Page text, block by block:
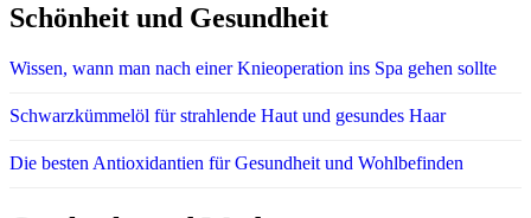
Schönheit und Gesundheit
Wissen, wann man nach einer Knieoperation ins Spa gehen sollte
Schwarzkümmelöl für strahlende Haut und gesundes Haar
Die besten Antioxidantien für Gesundheit und Wohlbefinden